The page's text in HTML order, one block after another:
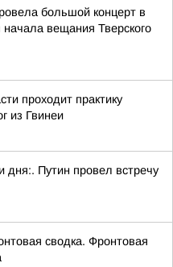
большой концерт в
начала вещания Тверского
проходит практику
из Гвинеи
дня:. Путин провел встречу
сводка. Фронтовая